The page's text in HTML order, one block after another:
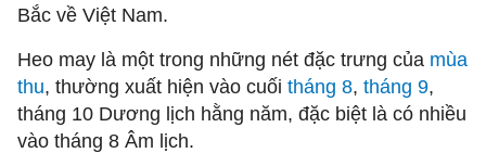
Bắc về Việt Nam.
Heo may là một trong những nét đặc trưng của mùa
thu, thường xuất hiện vào cuối tháng 8, tháng 9,
tháng 10 Dương lịch hằng năm, đặc biệt là có nhiều
vào tháng 8 Âm lịch.